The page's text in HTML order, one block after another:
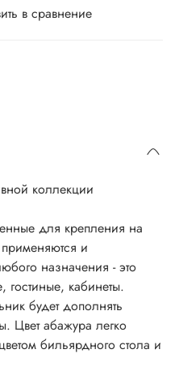
в сравнение
коллекции
для крепления на
и
назначения - это
гостиные, кабинеты.
будет дополнять
Цвет абажура легко
бильярдного стола и